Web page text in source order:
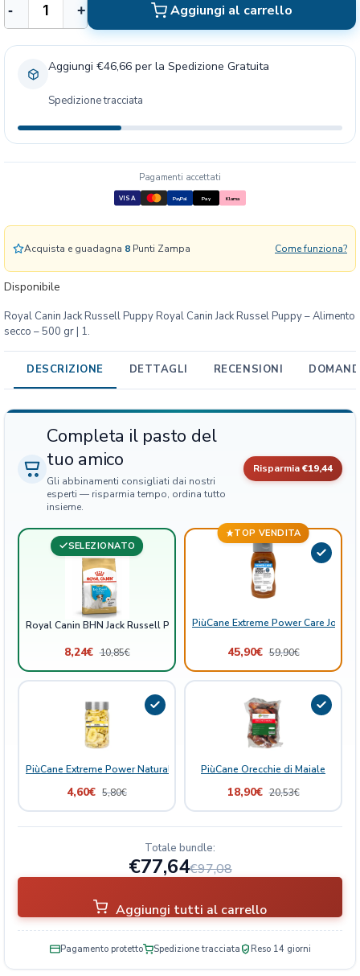
Disponibile
Royal Canin Jack Russell Puppy Royal Canin Jack Russel Puppy – Alimento
secco – 500 gr | 1.
o
y
l
a
n
i
J
a
k
u
s
s
e
l
l
u
p
p
y
q
u
a
t
- + Aggiungi al carrello
Aggiungi €46,66 per la Spedizione Gratuita
Spedizione tracciata
Acquista e guadagna 8 Punti Zampa Come funziona?
Pagamenti accettati
VISA PayPal Pay Klarna
DESCRIZIONE DETTAGLI RECENSIONI
Completa il pasto del
tuo amico
Gli abbinamenti consigliati dai nostri
esperti — risparmia tempo, ordina tutto
insieme.
Risparmia€19,44
SELEZIONATO
Royal Canin BHN Jack Russell Puppy
8,24€ 10,85€
TOP VENDITA
PiùCane Extreme Power Care Joint
45,90€ 59,90€
PiùCane Extreme Power Natural Delights Banana
4,60€ 5,80€
PiùCane Orecchie di Maiale
18,90€ 20,53€
Totale bundle:
€77,64€97,08
Aggiungi tutti al carrello
Pagamento protetto Spedizione tracciata Reso 14 giorni